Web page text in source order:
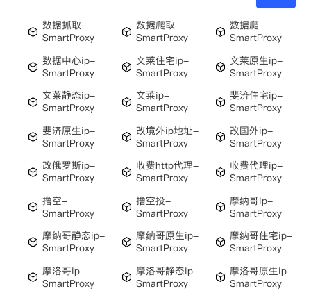
数据抓取-
SmartProxy
数据爬取-
SmartProxy
数据爬-
SmartProxy
数据中心ip-
SmartProxy
文莱住宅ip-
SmartProxy
文莱原生ip-
SmartProxy
文莱静态ip-
SmartProxy
文莱ip-
SmartProxy
斐济住宅ip-
SmartProxy
斐济原生ip-
SmartProxy
改境外ip地址-
SmartProxy
改国外ip-
SmartProxy
改俄罗斯ip-
SmartProxy
收费http代理-
SmartProxy
收费代理ip-
SmartProxy
撸空-
SmartProxy
撸空投-
SmartProxy
摩纳哥ip-
SmartProxy
摩纳哥静态ip-
SmartProxy
摩纳哥原生ip-
SmartProxy
摩纳哥住宅ip-
SmartProxy
摩洛哥ip-
SmartProxy
摩洛哥静态ip-
SmartProxy
摩洛哥原生ip-
SmartProxy